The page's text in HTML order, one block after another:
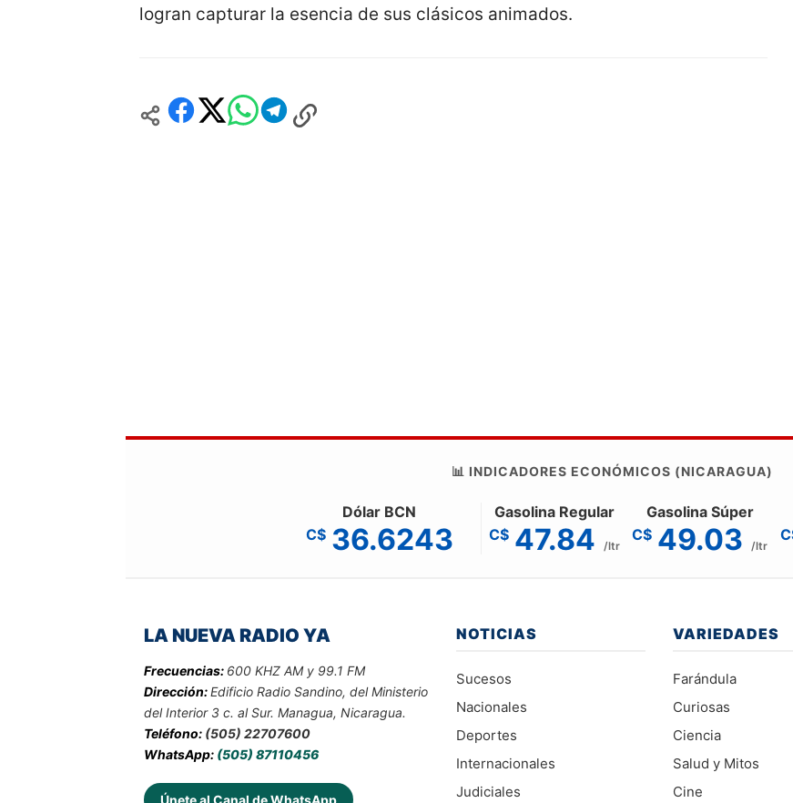
logran capturar la esencia de sus clásicos animados.
📊 INDICADORES ECONÓMICOS (NICARAGUA)
Dólar BCN
C$ 36.6243
Gasolina Regular
C$ 47.84 /ltr
Gasolina Súper
C$ 49.03 /ltr
LA NUEVA RADIO YA
Frecuencias: 600 KHZ AM y 99.1 FM
Dirección:Edificio Radio Sandino, del Ministerio
del Interior 3 c. al Sur. Managua, Nicaragua.
Teléfono: (505) 22707600
WhatsApp: (505) 87110456
NOTICIAS
Sucesos
Nacionales
Deportes
Internacionales
Judiciales
VARIEDADES
Farándula
Curiosas
Ciencia
Salud y Mitos
Cine